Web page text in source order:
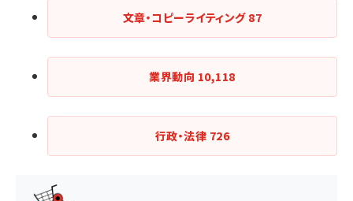
文章・コピーライティング 87
業界動向 10,118
行政・法律 726